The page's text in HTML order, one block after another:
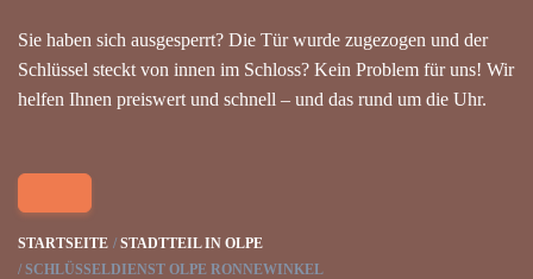
Sie haben sich ausgesperrt? Die Tür wurde zugezogen und der
Schlüssel steckt von innen im Schloss? Kein Problem für uns! Wir
helfen Ihnen preiswert und schnell – und das rund um die Uhr.
STARTSEITE
STADTTEIL IN OLPE
SCHLÜSSELDIENST OLPE RONNEWINKEL